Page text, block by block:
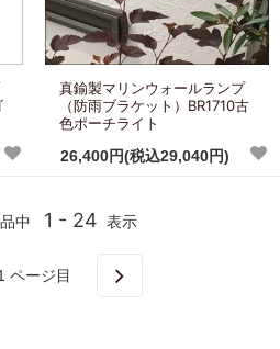
真鍮製マリンウォールランプ
（防雨ブラケット）BR1710古
色ポーチライト
26,400円(税込29,040円)
中 1 - 24 表示
ページ目